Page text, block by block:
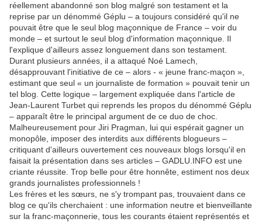
réellement abandonné son blog malgré son testament et la
reprise par un dénommé Géplu – a toujours considéré qu'il ne
pouvait être que le seul blog maçonnique de France – voir du
monde – et surtout le seul blog d'information maçonnique. Il
l'explique d'ailleurs assez longuement dans son testament.
Durant plusieurs années, il a attaqué Noé Lamech,
désapprouvant l'initiative de ce – alors - « jeune franc-maçon »,
estimant que seul « un journaliste de formation » pouvait tenir un
tel blog. Cette logique – largement expliquée dans l'article de
Jean-Laurent Turbet qui reprends les propos du dénommé Géplu
– apparaît être le principal argument de ce duo de choc.
Malheureusement pour Jiri Pragman, lui qui espérait gagner un
monopôle, imposer des interdits aux différents blogueurs –
critiquant d'ailleurs ouvertement ces nouveaux blogs lorsqu'il en
faisait la présentation dans ses articles – GADLU.INFO est une
criante réussite. Trop belle pour être honnête, estiment nos deux
grands journalistes professionnels !
Les frères et les sœurs, ne s'y trompant pas, trouvaient dans ce
blog ce qu'ils cherchaient : une information neutre et bienveillante
sur la franc-maçonnerie, tous les courants étaient représentés et